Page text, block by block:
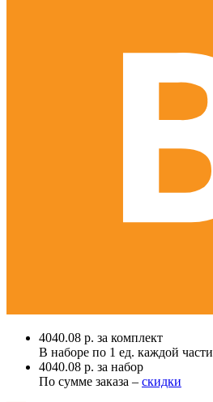
4040.08 р. за комплект
В наборе по 1 ед. каждой части
4040.08 р. за набор
По сумме заказа – скидки